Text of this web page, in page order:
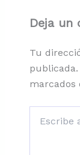
Deja un
Tu
publicada.
marcados
aquí...